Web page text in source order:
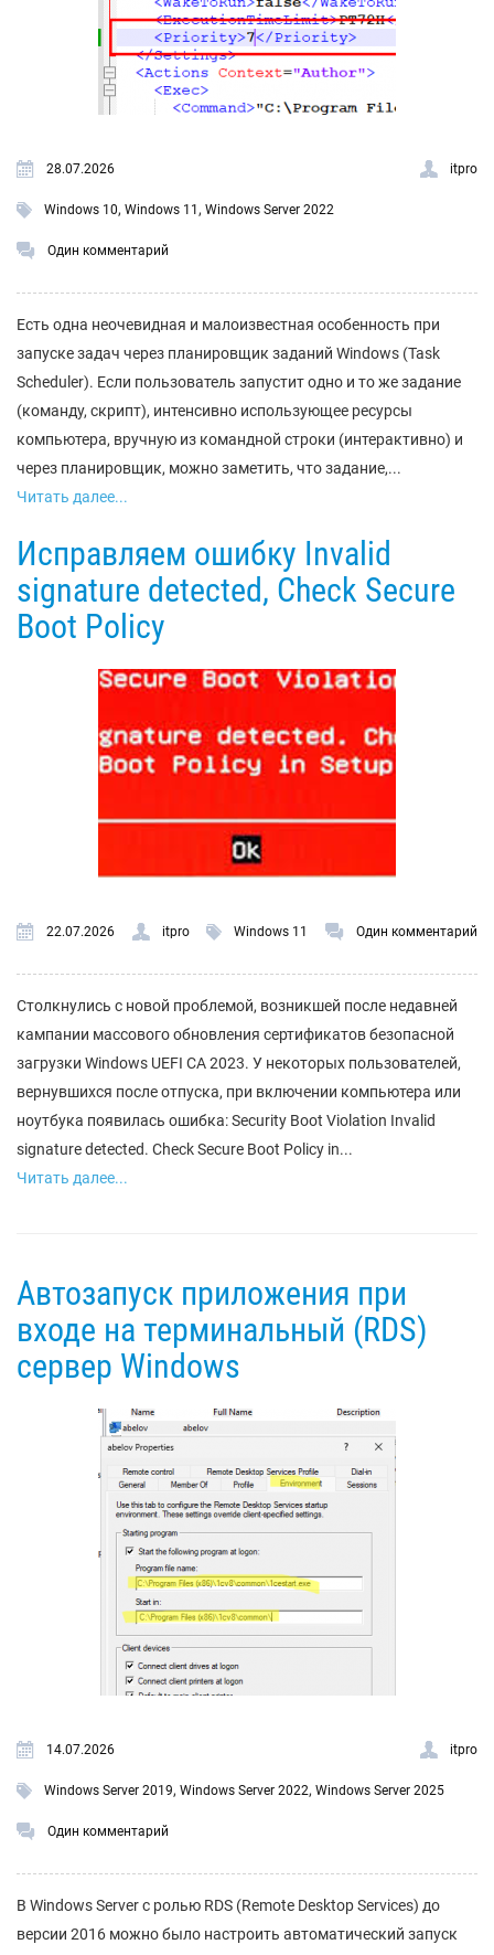
28.07.2026 itpro
Windows 10, Windows 11 , Windows Server 2022
Один комментарий
Есть одна неочевидная и малоизвестная особенность при
запуске задач через планировщик заданий Windows (Task
Scheduler). Если пользователь запустит одно и то же задание
(команду, скрипт), интенсивно использующее ресурсы
компьютера, вручную из командной строки (интерактивно) и
через планировщик, можно заметить, что задание,...
Читать далее...
Исправляем ошибку Invalid
signature detected, Check Secure
Boot Policy
22.07.2026 itpro Windows 11 Один комментарий
Столкнулись с новой проблемой, возникшей после недавней
кампании массового обновления сертификатов безопасной
загрузки Windows UEFI CA 2023. У некоторых пользователей,
вернувшихся после отпуска, при включении компьютера или
ноутбука появилась ошибка: Security Boot Violation Invalid
signature detected. Check Secure Boot Policy in...
Читать далее...
Автозапуск приложения при
входе на терминальный (RDS)
сервер Windows
14.07.2026 itpro
Windows Server 2019, Windows Server 2022, Windows Server 2025
Один комментарий
В Windows Server с ролью RDS (Remote Desktop Services) до
версии 2016 можно было настроить автоматический запуск